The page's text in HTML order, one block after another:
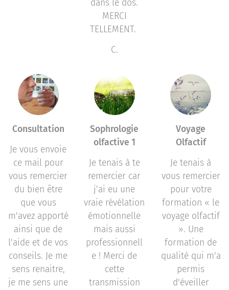
dans le dos.
MERCI
TELLEMENT.
C.
Consultation
Je vous envoie
ce mail pour
vous remercier
du bien être
que vous
m'avez apporté
ainsi que de
l'aide et de vos
conseils. Je me
sens renaitre,
je me sens une
Sophrologie
olfactive 1
Je tenais à te
remercier car
j'ai eu une
vraie révélation
émotionnelle
mais aussi
professionnell
e ! Merci de
cette
transmission
Voyage
Olfactif
Je tenais à
vous remercier
pour votre
formation « le
voyage olfactif
». Une
formation de
qualité qui m'a
permis
d'éveiller